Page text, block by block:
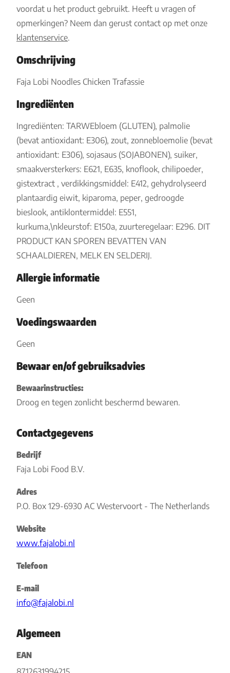
voordat u het product gebruikt. Heeft u vragen of
opmerkingen? Neem dan gerust contact op met onze
klantenservice.
Omschrijving
Faja Lobi Noodles Chicken Trafassie
Ingrediënten
Ingrediënten: TARWEbloem (GLUTEN), palmolie
(bevat antioxidant: E306), zout, zonnebloemolie (bevat
antioxidant: E306), sojasaus (SOJABONEN), suiker,
smaakversterkers: E621, E635, knoflook, chilipoeder,
gistextract , verdikkingsmiddel: E412, gehydrolyseerd
plantaardig eiwit, kiparoma, peper, gedroogde
bieslook, antiklontermiddel: E551,
kurkuma,\nkleurstof: E150a, zuurteregelaar: E296. DIT
PRODUCT KAN SPOREN BEVATTEN VAN
SCHAALDIEREN, MELK EN SELDERIJ.
Allergie informatie
Geen
Voedingswaarden
Geen
Bewaar en/of gebruiksadvies
Bewaarinstructies:
Droog en tegen zonlicht beschermd bewaren.
Contactgegevens
Bedrijf
Faja Lobi Food B.V.
Adres
P.O. Box 129-6930 AC Westervoort - The Netherlands
Website
www.fajalobi.nl
Telefoon
E-mail
info@fajalobi.nl
Algemeen
EAN